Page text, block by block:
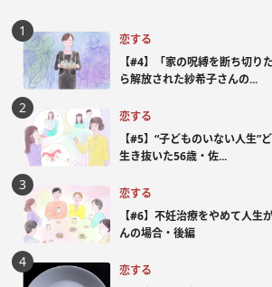
恋する
【#4】「家の呪縛を断ち切り
ら解放された紗希子さんの...
恋する
【#5】“子どものいない人生
生き抜いた56歳・佐...
恋する
【#6】不妊治療をやめて人生
んの場合・後編
恋する